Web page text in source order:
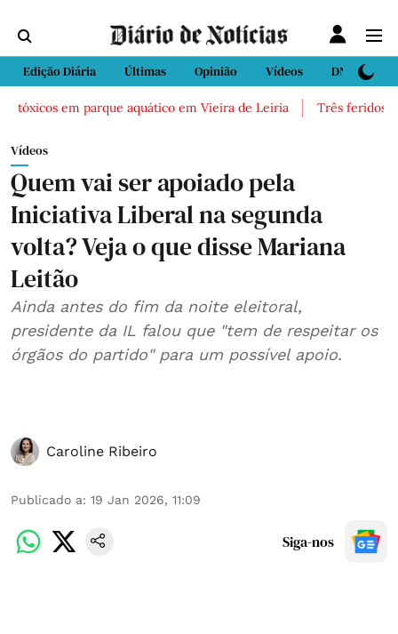
Edição Diária Últimas Opinião Vídeos DN Sport
em parque aquático em Vieira de Leiria Três feridos
Vídeos
Quem vai ser apoiado pela
Iniciativa Liberal na segunda
volta? Veja o que disse Mariana
Leitão
Ainda antes do fim da noite eleitoral,
presidente da IL falou que "tem de respeitar os
órgãos do partido" para um possível apoio.
Caroline Ribeiro
Publicado a: 19 Jan 2026, 11:09
Siga-nos